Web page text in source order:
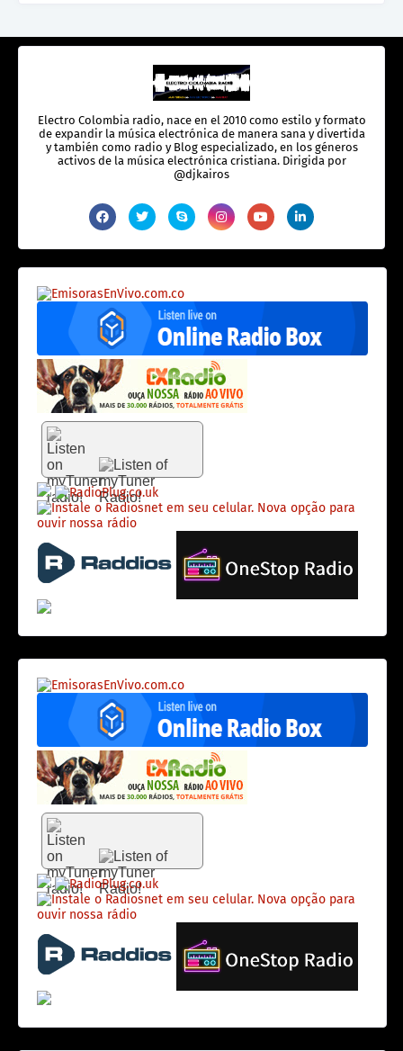
Electro Colombia radio, nace en el 2010 como estilo y formato
de expandir la música electrónica de manera sana y divertida
y también como radio y Blog especializado, en los géneros
activos de la música electrónica cristiana. Dirigida por
@djkairos